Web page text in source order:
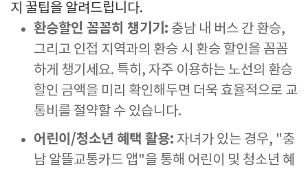
지 꿀팁을 알려드립니다.
환승할인 꼼꼼히 챙기기: 충남 내 버스 간 환승,
그리고 인접 지역과의 환승 시 환승 할인을 꼼꼼
하게 챙기세요. 특히, 자주 이용하는 노선의 환승
할인 금액을 미리 확인해두면 더욱 효율적으로 교
통비를 절약할 수 있습니다.
어린이/청소년 혜택 활용: 자녀가 있는 경우, "충
남 알뜰교통카드 앱"을 통해 어린이 및 청소년 혜